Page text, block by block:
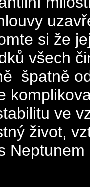
si že
všech
špatně
ve
život,